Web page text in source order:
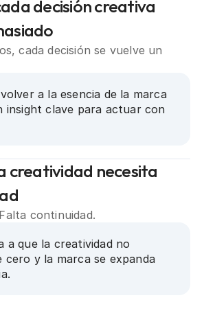
decisión creativa
cada decisión se vuelve un
a la esencia de la marca
insight clave para actuar con
creatividad necesita
continuidad.
a que la creatividad no
cero y la marca se expanda